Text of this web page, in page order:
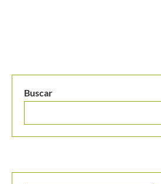
MANTENTE EN CONTACTO